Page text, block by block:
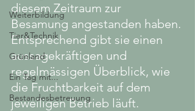
Weiterbildung
Tier&Technik
Grünland
Ein Tag mit...
Bestandesbetreuung
diesem Zeitraum zur
Besamung angestanden haben.
Entsprechend gibt sie einen
aussagekräftigen und
regelmässigen Überblick, wie
die Fruchtbarkeit auf dem
jeweiligen Betrieb läuft.